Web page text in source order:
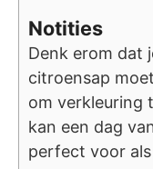
Notities
Denk erom dat
citroensap
om verkleuring
kan een dag
perfect voor